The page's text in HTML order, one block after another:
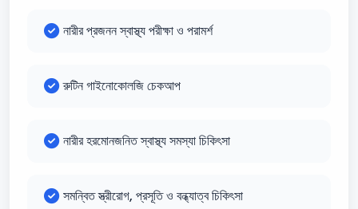
নারীর প্রজনন স্বাস্থ্য পরীক্ষা ও পরামর্শ
রুটিন গাইনোকোলজি চেকআপ
নারীর হরমোনজনিত স্বাস্থ্য সমস্যা চিকিৎসা
সমন্বিত স্ত্রীরোগ, প্রসূতি ও বন্ধ্যাত্ব চিকিৎসা